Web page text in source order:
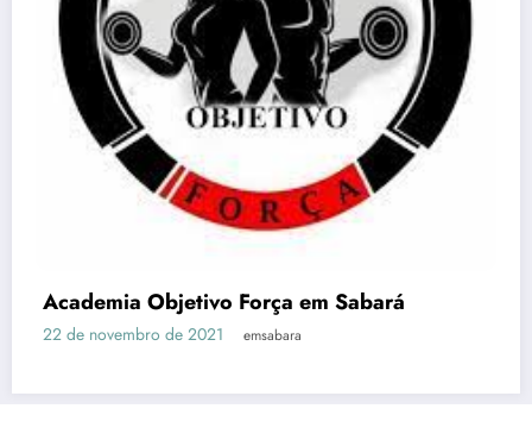
Acqua Gin Academia – EM Sabará
27 de abril de 2021 emsabara
História de Sabará – MG
Site Otimizado por: Agência Digital HGX Criação de Site BH